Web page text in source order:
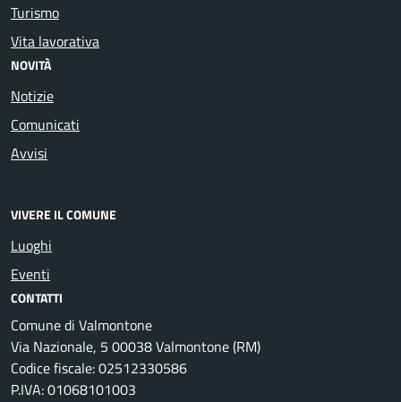
Turismo
Vita lavorativa
NOVITÀ
Notizie
Comunicati
Avvisi
VIVERE IL COMUNE
Luoghi
Eventi
CONTATTI
Comune di Valmontone
Via Nazionale, 5 00038 Valmontone (RM)
Codice fiscale: 02512330586
P.IVA: 01068101003